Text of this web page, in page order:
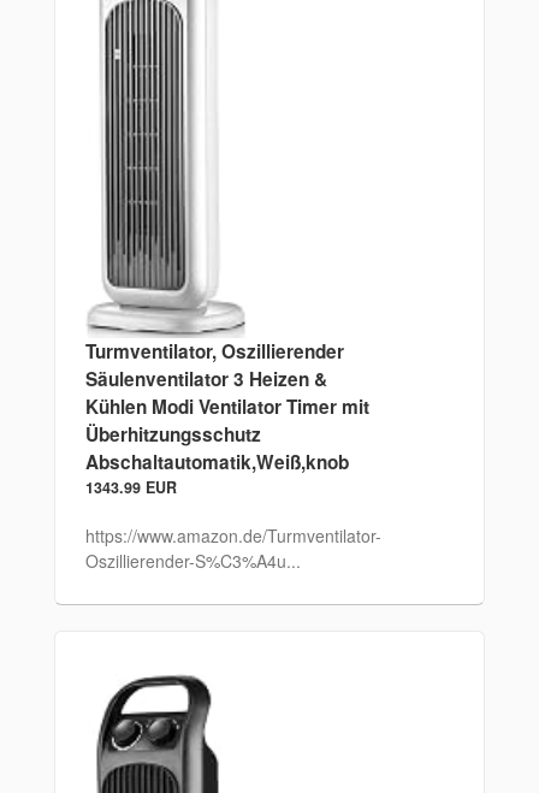
Turmventilator, Oszillierender
Säulenventilator 3 Heizen &
Kühlen Modi Ventilator Timer mit
Überhitzungsschutz
Abschaltautomatik,Weiß,knob
1343.99 EUR
https://www.amazon.de/Turmventilator-
Oszillierender-S%C3%A4u...